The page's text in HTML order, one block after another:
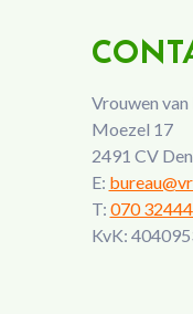
Vrouwen van
Moezel 17
2491 CV
E:
T: 070
KvK: